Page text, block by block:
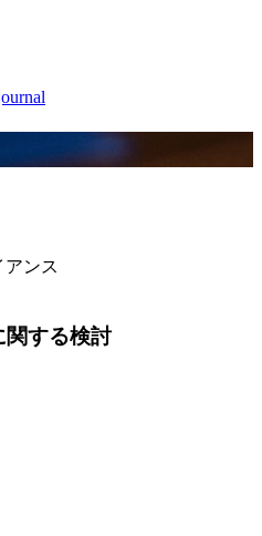
ンス
関する検討